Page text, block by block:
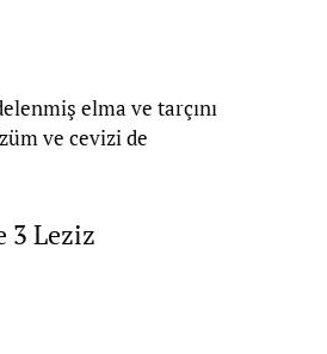
elma ve tarçını
ve cevizi de
3 Leziz